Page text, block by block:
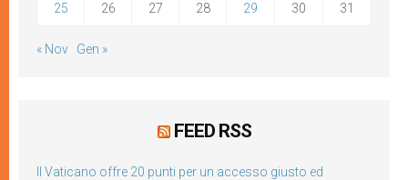
25 26 27 28 29 30 31
« Nov Gen »
FEED RSS
Il Vaticano offre 20 punti per un accesso giusto ed